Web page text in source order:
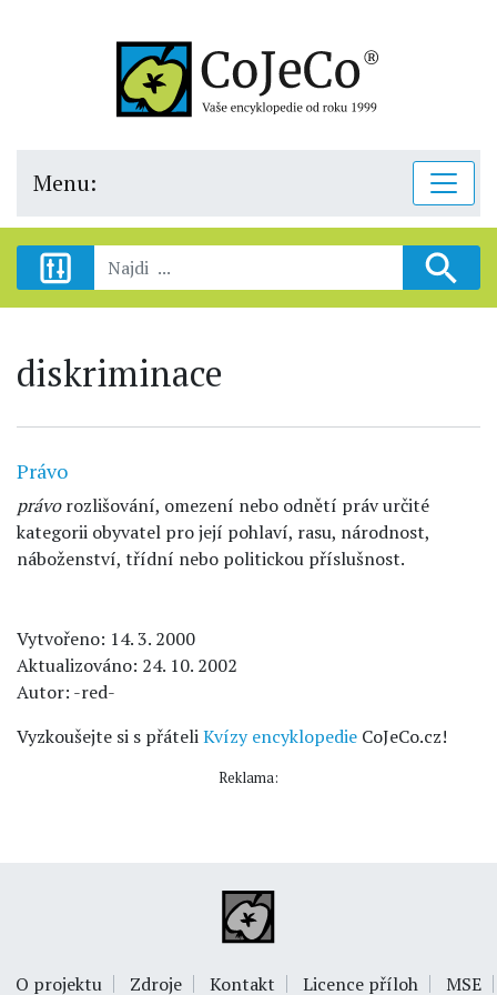
Menu:
diskriminace
Právo
právorozlišování, omezení nebo odnětí práv určité
kategorii obyvatel pro její pohlaví, rasu, národnost,
náboženství, třídní nebo politickou příslušnost.
Vytvořeno: 14. 3. 2000
Aktualizováno: 24. 10. 2002
Autor: -red-
Vyzkoušejte si s přáteliKvízy encyklopedie CoJeCo.cz!
Reklama:
O projektu Zdroje Kontakt Licence příloh MSE